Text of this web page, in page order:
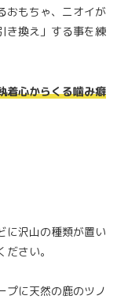
おもちゃ、ニオイが
き換え」する事を練
着心からくる噛み癖
に沢山の種類が置い
さい。
プに天然の鹿のツノ